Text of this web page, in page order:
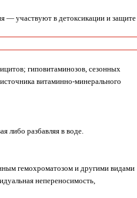
— участвуют в детоксикации и защите
гиповитаминозов, сезонных
витаминно-минерального
либо разбавляя в воде.
гемохроматозом и другими видами
непереносимость,